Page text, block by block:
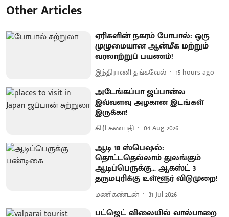
Other Articles
ஏரிகளின் நகரம் போபால்: ஒரு
முழுமையான ஆன்மீக மற்றும்
வரலாற்றுப் பயணம்!
இந்திராணி தங்கவேல் 15 hours ago
அடேங்கப்பா ஜப்பான்ல
இவ்வளவு அழகான இடங்கள்
இருக்கா!
கிரி கணபதி 04 Aug 2026
ஆடி 18 ஸ்பெஷல்:
தொட்டதெல்லாம் துலங்கும்
ஆடிப்பெருக்கு... ஆகஸ்ட் 3
தருமபுரிக்கு உள்ளூர் விடுமுறை!
மணிகண்டன் 31 Jul 2026
பட்ஜெட் விலையில் வால்பாறை